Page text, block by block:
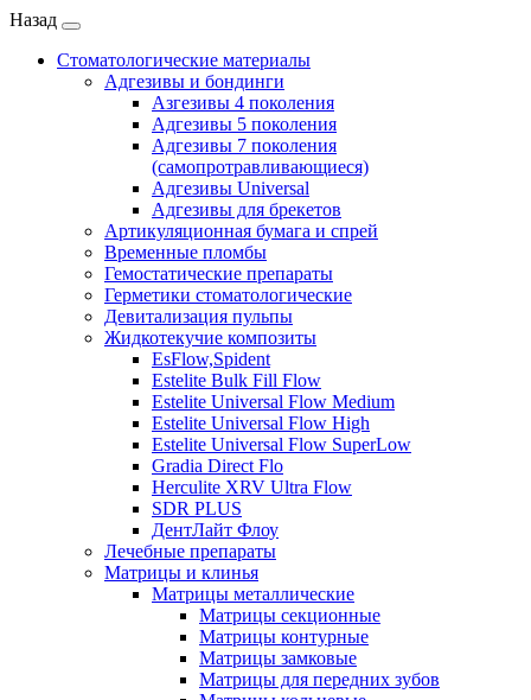
Назад
Стоматологические материалы
Адгезивы и бондинги
Азгезивы 4 поколения
Адгезивы 5 поколения
Адгезивы 7 поколения
(самопротравливающиеся)
Адгезивы Universal
Адгезивы для брекетов
Артикуляционная бумага и спрей
Временные пломбы
Гемостатические препараты
Герметики стоматологические
Девитализация пульпы
Жидкотекучие композиты
EsFlow,Spident
Estelite Bulk Fill Flow
Estelite Universal Flow Medium
Estelite Universal Flow High
Estelite Universal Flow SuperLow
Gradia Direct Flo
Herculite XRV Ultra Flow
SDR PLUS
ДентЛайт Флоу
Лечебные препараты
Матрицы и клинья
Матрицы металлические
Матрицы секционные
Матрицы контурные
Матрицы замковые
Матрицы для передних зубов